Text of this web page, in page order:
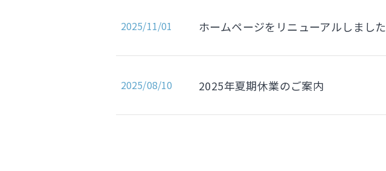
2025/11/01 ホームページをリニューアルしました
2025/08/10 2025年夏期休業のご案内